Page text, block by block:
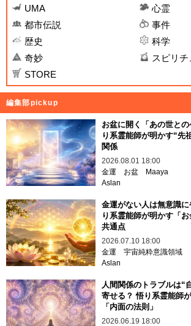
UMA
心霊
都市伝説
事件
歴史
科学
奇妙
スピリ
STORE
編集部pickup
お盆に開く「あの世と
り系霊能師が明かす“先
関係
2026.08.01 18:00
金運
お盆
Maaya
Aslan
金運がない人は無意識
り系霊能師が明かす「
共通点
2026.07.10 18:00
金運 宇宙純粋意識領域
Aslan
人間関係のトラブルは“
寄せる？ 悟り系霊能師
「内面の法則」
2026.06.19 18:00